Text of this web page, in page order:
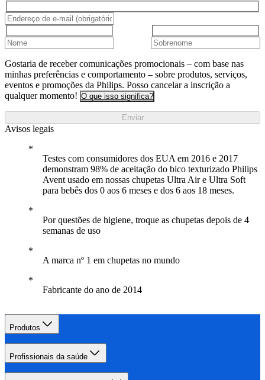
Gostaria de receber comunicações promocionais – com base nas
minhas preferências e comportamento – sobre produtos, serviços,
eventos e promoções da Philips. Posso cancelar a inscrição a
qualquer momento! O que isso significa?
Enviar
Avisos legais
Testes com consumidores dos EUA em 2016 e 2017
demonstram 98% de aceitação do bico texturizado Philips
Avent usado em nossas chupetas Ultra Air e Ultra Soft
para bebês dos 0 aos 6 meses e dos 6 aos 18 meses.
Por questões de higiene, troque as chupetas depois de 4
semanas de uso
A marca nº 1 em chupetas no mundo
Fabricante do ano de 2014
Produtos
Profissionais da saúde